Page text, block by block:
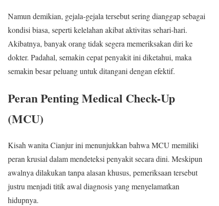
Namun demikian, gejala-gejala tersebut sering dianggap sebagai
kondisi biasa, seperti kelelahan akibat aktivitas sehari-hari.
Akibatnya, banyak orang tidak segera memeriksakan diri ke
dokter. Padahal, semakin cepat penyakit ini diketahui, maka
semakin besar peluang untuk ditangani dengan efektif.
Peran Penting Medical Check-Up
(MCU)
Kisah wanita Cianjur ini menunjukkan bahwa MCU memiliki
peran krusial dalam mendeteksi penyakit secara dini. Meskipun
awalnya dilakukan tanpa alasan khusus, pemeriksaan tersebut
justru menjadi titik awal diagnosis yang menyelamatkan
hidupnya.